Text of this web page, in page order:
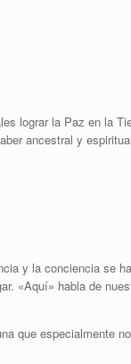
lograr la Paz en la
ancestral y
y la conciencia se
«Aquí» habla de
que especialmente